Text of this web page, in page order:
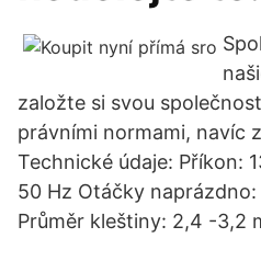
založte si svou
právními normami, navíc
Technické údaje: Příkon:
50 Hz Otáčky
Průměr kleštiny: 2,4 -3,2